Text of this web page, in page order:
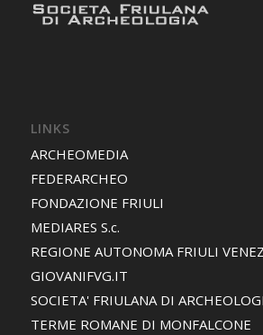
LINKS
ARCHEOMEDIA
FEDERARCHEO
FONDAZIONE FRIULI
MEDIARES S.c.
REGIONE AUTONOMA FRIULI
GIOVANIFVG.IT
SOCIETA' FRIULANA DI
TERME ROMANE DI MONFALCONE